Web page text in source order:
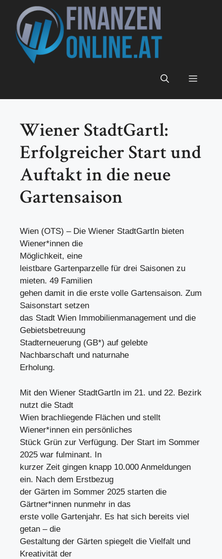
Inhalt
springen
Menü
Wiener StadtGartl:
Erfolgreicher Start und
Auftakt in die neue
Gartensaison
Wien (OTS) – Die Wiener StadtGartln bieten
Wiener*innen die
Möglichkeit, eine
leistbare Gartenparzelle für drei Saisonen zu
mieten. 49 Familien
gehen damit in die erste volle Gartensaison. Zum
Saisonstart setzen
das Stadt Wien Immobilienmanagement und die
Gebietsbetreuung
Stadterneuerung (GB*) auf gelebte
Nachbarschaft und naturnahe
Erholung.
Mit den Wiener StadtGartln im 21. und 22. Bezirk
nutzt die Stadt
Wien brachliegende Flächen und stellt
Wiener*innen ein persönliches
Stück Grün zur Verfügung. Der Start im Sommer
2025 war fulminant. In
kurzer Zeit gingen knapp 10.000 Anmeldungen
ein. Nach dem Erstbezug
der Gärten im Sommer 2025 starten die
Gärtner*innen nunmehr in das
erste volle Gartenjahr. Es hat sich bereits viel
getan – die
Gestaltung der Gärten spiegelt die Vielfalt und
Kreativität der